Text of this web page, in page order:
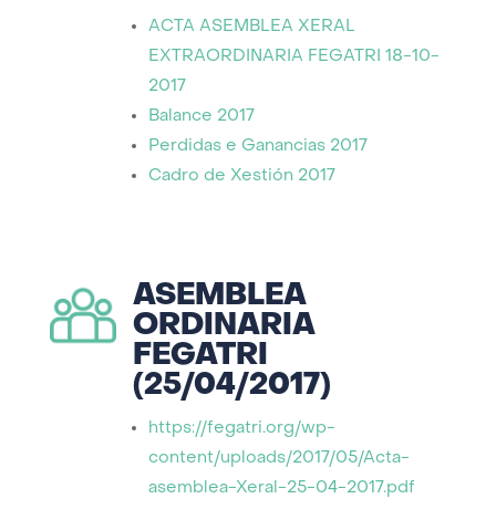
ACTA ASEMBLEA XERAL
EXTRAORDINARIA FEGATRI 18-10-
2017
Balance 2017
Perdidas e Ganancias 2017
Cadro de Xestión 2017
ASEMBLEA
ORDINARIA
FEGATRI
(25/04/2017)
https://fegatri.org/wp-
content/uploads/2017/05/Acta-
asemblea-Xeral-25-04-2017.pdf